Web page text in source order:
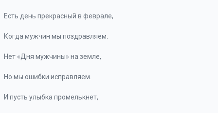
Есть день прекрасный в феврале,
Когда мужчин мы поздравляем.
Нет «Дня мужчины» на земле,
Но мы ошибки исправляем.
И пусть улыбка промелькнет,